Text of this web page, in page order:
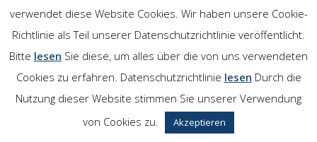
verwendet diese Website Cookies. Wir haben unsere Cookie-
Richtlinie als Teil unserer Datenschutzrichtlinie veröffentlicht.
Bitte lesen Sie diese, um alles über die von uns verwendeten
Cookies zu erfahren. Datenschutzrichtlinie lesen Durch die
Nutzung dieser Website stimmen Sie unserer Verwendung
von Cookies zu.
Akzeptieren